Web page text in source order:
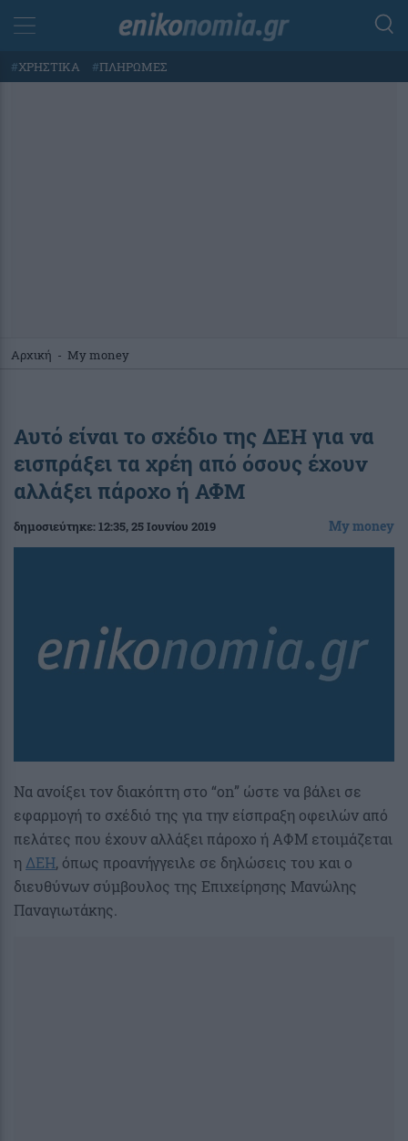
#ΧΡΗΣΤΙΚΑ #ΠΛΗΡΩΜΕΣ
Αρχική - My money
Αυτό είναι το σχέδιο της ΔΕΗ για να
εισπράξει τα χρέη από όσους έχουν
αλλάξει πάροχο ή ΑΦΜ
δημοσιεύτηκε:12:35, 25 Ιουνίου 2019 My money
Να ανοίξει τον διακόπτη στο “on” ώστε να βάλει σε
εφαρμογή το σχέδιό της για την είσπραξη οφειλών από
πελάτες που έχουν αλλάξει πάροχο ή ΑΦΜ ετοιμάζεται
η ΔΕΗ, όπως προανήγγειλε σε δηλώσεις του και ο
διευθύνων σύμβουλος της Επιχείρησης Μανώλης
Παναγιωτάκης.